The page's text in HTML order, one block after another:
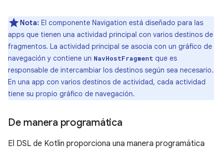
Nota: El componente Navigation está diseñado para las
apps que tienen una actividad principal con varios destinos de
fragmentos. La actividad principal se asocia con un gráfico de
navegación y contiene un NavHostFragment que es
responsable de intercambiar los destinos según sea necesario.
En una app con varios destinos de actividad, cada actividad
tiene su propio gráfico de navegación.
De manera programática
El DSL de Kotlin proporciona una manera programática